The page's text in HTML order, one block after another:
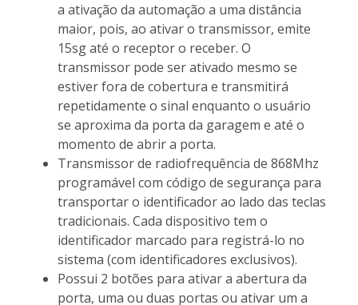
a ativação da automação a uma distância
maior, pois, ao ativar o transmissor, emite
15sg até o receptor o receber. O
transmissor pode ser ativado mesmo se
estiver fora de cobertura e transmitirá
repetidamente o sinal enquanto o usuário
se aproxima da porta da garagem e até o
momento de abrir a porta.
Transmissor de radiofrequência de 868Mhz
programável com código de segurança para
transportar o identificador ao lado das teclas
tradicionais. Cada dispositivo tem o
identificador marcado para registrá-lo no
sistema (com identificadores exclusivos).
Possui 2 botões para ativar a abertura da
porta, uma ou duas portas ou ativar um a